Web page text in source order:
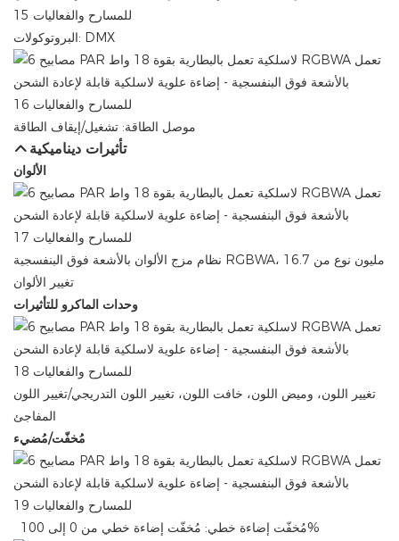
البروتوكولات: DMX
موصل الطاقة: تشغيل/إيقاف الطاقة
تأثيرات ديناميكية
الألوان
نظام مزج الألوان بالأشعة فوق البنفسجية RGBWA، 16.7 مليون نوع من
تغيير الألوان
وحدات الماكرو للتأثيرات
تغيير اللون، وميض اللون، خافت اللون، تغيير اللون التدريجي/تغيير اللون
المفاجئ
مُخفّت/مُضيء
مُخفّت إضاءة خطي: ​​مُخفّت إضاءة خطي من 0 إلى 100%